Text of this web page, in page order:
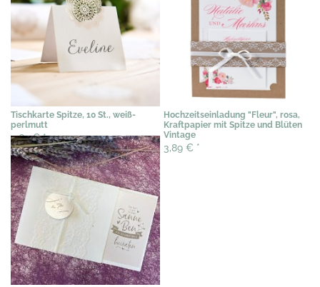
Tischkarte Spitze, 10 St., weiß-
perlmutt
4,62 €*
Hochzeitseinladung "Fleur", rosa,
Kraftpapier mit Spitze und Blüten
Vintage
3,89 € *